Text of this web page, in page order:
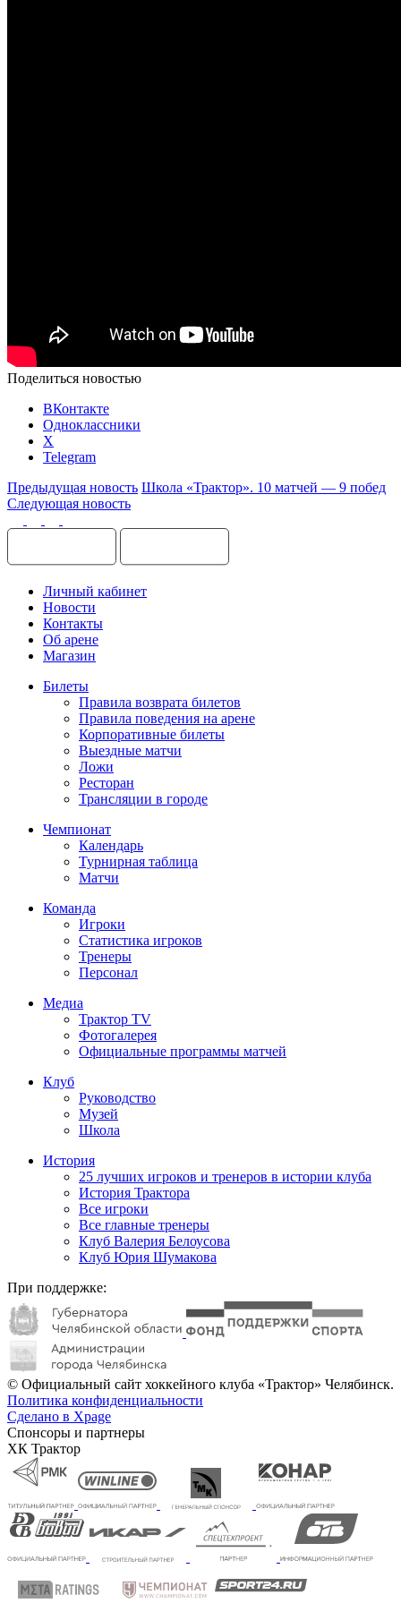
Поделиться новостью
ВКонтакте
Одноклассники
X
Telegram
Предыдущая новость Школа «Трактор». 10 матчей — 9 побед
Следующая новость
Личный кабинет
Новости
Контакты
Об арене
Магазин
Билеты
Правила возврата билетов
Правила поведения на арене
Корпоративные билеты
Выездные матчи
Ложи
Ресторан
Трансляции в городе
Чемпионат
Календарь
Турнирная таблица
Матчи
Команда
Игроки
Статистика игроков
Тренеры
Персонал
Медиа
Трактор TV
Фотогалерея
Официальные программы матчей
Клуб
Руководство
Музей
Школа
История
25 лучших игроков и тренеров в истории клуба
История Трактора
Все игроки
Все главные тренеры
Клуб Валерия Белоусова
Клуб Юрия Шумакова
При поддержке:
© Официальный сайт хоккейного клуба «Трактор» Челябинск.
Политика конфиденциальности
Сделано в Xpage
Спонсоры и партнеры
ХК Трактор